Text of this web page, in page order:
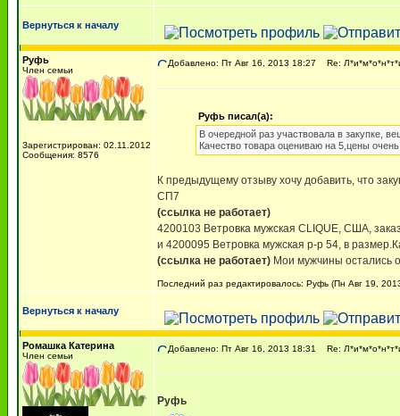
Вернуться к началу
Руфь
Член семьи
Зарегистрирован: 02.11.2012
Сообщения: 8576
Добавлено: Пт Авг 16, 2013 18:27 Re:
Руфь писал(а):
В очередной раз участвовала в закупке,
Качество товара оцениваю на 5,цены
К предыдущему отзыву хочу добавить, что
СП7
(ссылка не работает)
4200103 Ветровка мужская CLIQUE, США,
и 4200095 Ветровка мужская р-р 54, в
(ссылка не работает) Мои мужчины остались
Последний раз редактировалось: Руфь (Пн Авг 19,
Вернуться к началу
Ромашка Катерина
Член семьи
Добавлено: Пт Авг 16, 2013 18:31 Re:
Руфь